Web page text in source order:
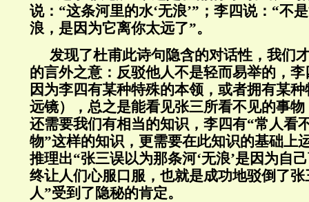
说：“这条河里的水‘无浪’”；李四说：“不
浪，是因为它离你太远了”。
发现了杜甫此诗句隐含的对话性，我们
的言外之意：反驳他人不是轻而易举的，
因为李四有某种特殊的本领，或者拥有某
远镜），总之是能看见张三所看不见的事
还需要我们有相当的知识，李四有“常人看
物”这样的知识，更需要在此知识的基础上
推理出“张三误以为那条河‘无浪’是因为自
终让人们心服口服，也就是成功地驳倒了
人”受到了隐秘的肯定。